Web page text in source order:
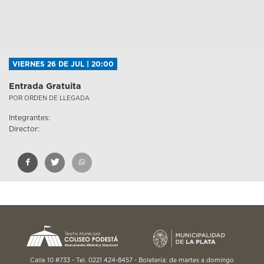
VIERNES 26 DE JUL | 20:00
Entrada Gratuita
POR ORDEN DE LLEGADA
Integrantes:
Director:
Calle 10 #733 - Tel. 0221 424-8457 - Boletería: de martes a domingo